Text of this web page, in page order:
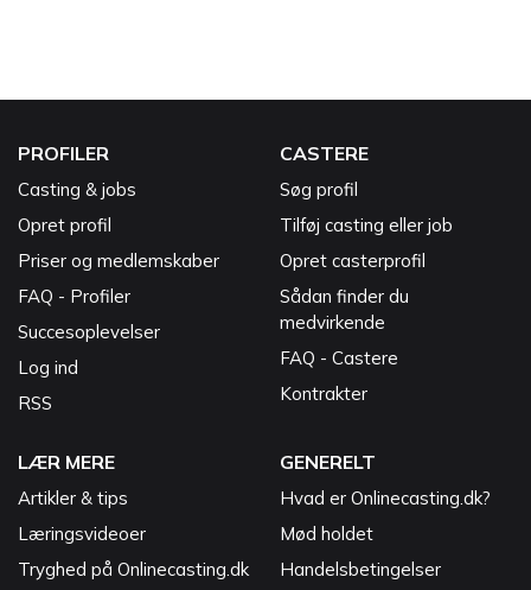
PROFILER
Casting & jobs
Opret profil
Priser og medlemskaber
FAQ - Profiler
Succesoplevelser
Log ind
RSS
CASTERE
Søg profil
Tilføj casting eller job
Opret casterprofil
Sådan finder du
medvirkende
FAQ - Castere
Kontrakter
LÆR MERE
Artikler & tips
Læringsvideoer
Tryghed på Onlinecasting.dk
GENERELT
Hvad er Onlinecasting.dk?
Mød holdet
Handelsbetingelser